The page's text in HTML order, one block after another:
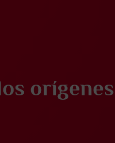
orígenes